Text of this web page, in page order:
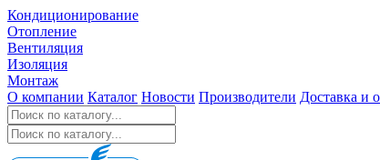
Кондиционирование
Отопление
Вентиляция
Изоляция
Монтаж
О компании Каталог Новости Производители Доставка и